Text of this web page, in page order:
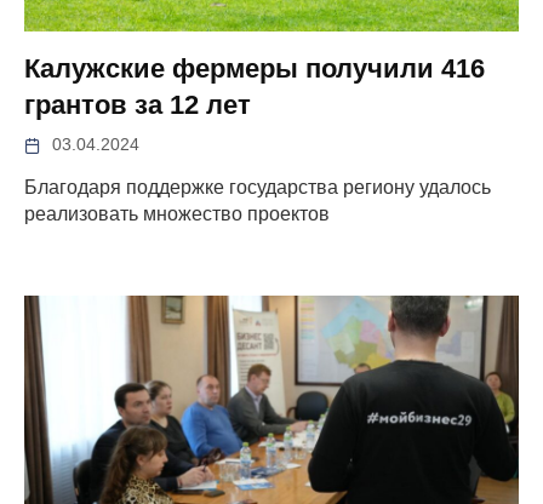
Калужские фермеры получили 416
грантов за 12 лет
03.04.2024
Благодаря поддержке государства региону удалось
реализовать множество проектов